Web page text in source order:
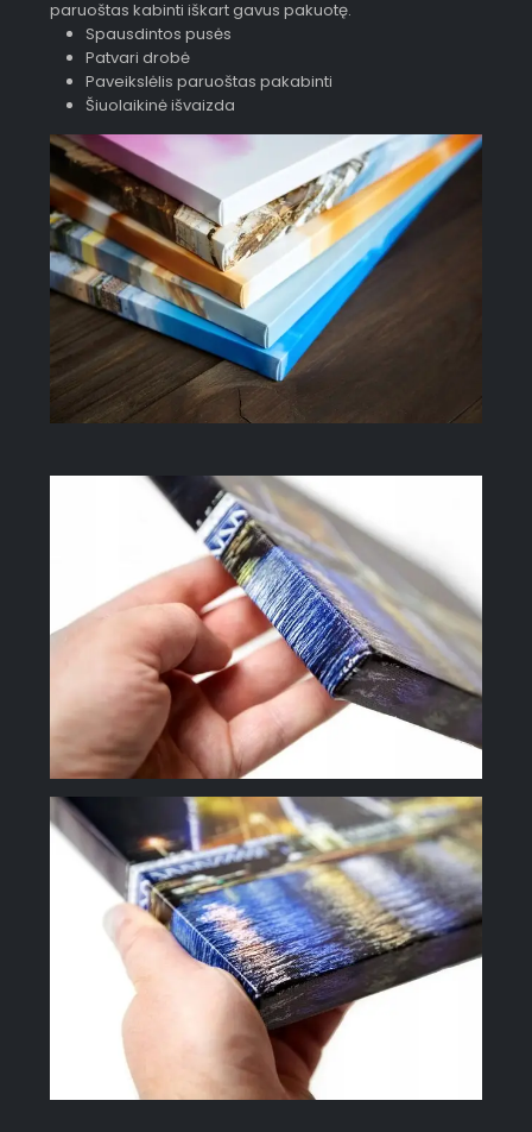
paruoštas kabinti iškart gavus pakuotę.
Spausdintos pusės
Patvari drobė
Paveikslėlis paruoštas pakabinti
Šiuolaikinė išvaizda